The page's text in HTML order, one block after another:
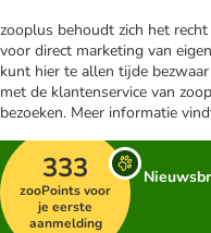
zooplus behoudt zich het
voor direct marketing van
kunt hier te allen tijde
met de klantenservice van
bezoeken. Meer informatie
333
zooPoints voor
je eerste
aanmelding